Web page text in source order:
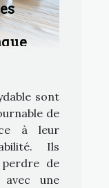
sont
de
à leur
Ils
de
une